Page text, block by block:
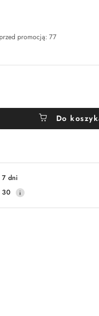
promocją: 77
Do
7 dni
30